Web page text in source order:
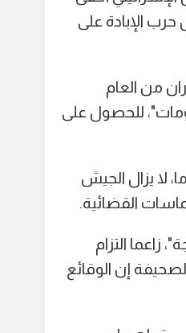
الإبادة على
من العام
للحصول على
ورغم انقضاء المهل القانونية التي تصل أقصاها إلى 120 يوما، لا يزال الجيش
القضائية.
زاعما التزام
إن الوقائع